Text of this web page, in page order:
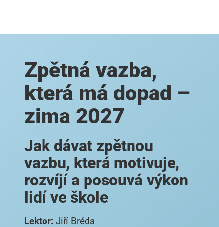
Zpětná vazba,
která má dopad –
zima 2027
Jak dávat zpětnou
vazbu, která motivuje,
rozvíjí a posouvá výkon
lidí ve škole
Lektor: Jiří Bréda